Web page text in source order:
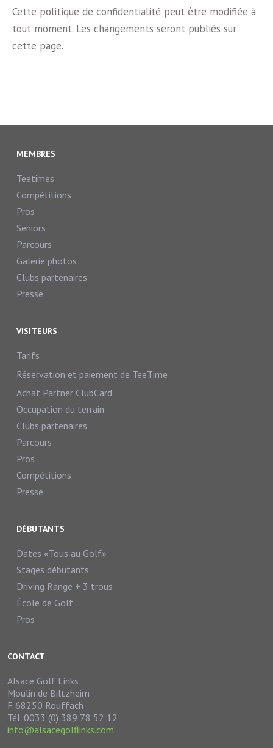
Cette politique de confidentialité peut être modifiée à
tout moment. Les changements seront publiés sur
cette page.
MEMBRES
Teetimes
Compétitions
Pros
Seniors
Parcours
Galerie photos
Clubs partenaires
Presse
VISITEURS
Tarifs
Réservation et paiement de TeeTime
Achat Partner ClubCard
Occupation du terrain
Clubs partenaires
Parcours
Pros
Compétitions
Presse
DÉBUTANTS
Dates «Tous au Golf»
Stages débutants
Driving Range + 3 trous
École de Golf
Pros
CONTACT
Alsace Golf Links
Moulin de Biltzheim
F 68250 Rouffach
Tél. 0033 (0) 389 78 52 12
info@alsacegolflinks.com